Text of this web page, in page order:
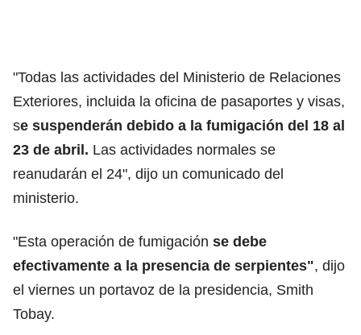
"Todas las actividades del Ministerio de Relaciones
Exteriores, incluida la oficina de pasaportes y visas,
se suspenderán debido a la fumigación del 18 al
23 de abril. Las actividades normales se
reanudarán el 24", dijo un comunicado del
ministerio.
"Esta operación de fumigación se debe
efectivamente a la presencia de serpientes", dijo
el viernes un portavoz de la presidencia, Smith
Tobay.